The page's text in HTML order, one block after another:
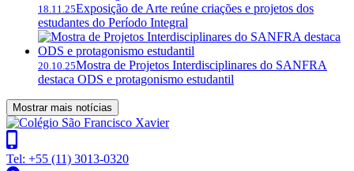
18.11.25Exposição de Arte reúne criações e projetos dos
estudantes do Período Integral
20.10.25Mostra de Projetos Interdisciplinares do SANFRA
destaca ODS e protagonismo estudantil
Mostrar mais notícias
Tel: +55 (11) 3013-0320